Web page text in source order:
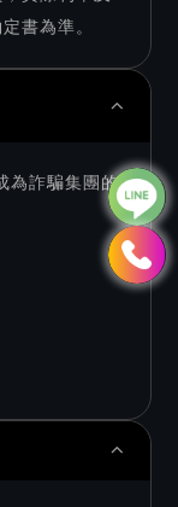
書為準。
為詐騙集團的